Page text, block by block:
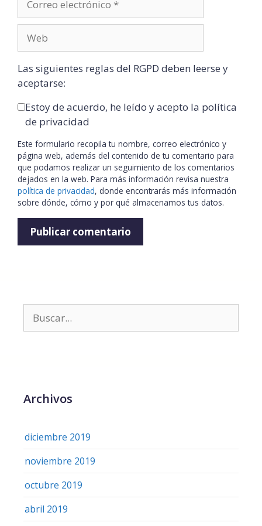
Las siguientes reglas del RGPD deben leerse y
aceptarse:
Estoy de acuerdo, he leído y acepto la política
de privacidad
Este formulario recopila tu nombre, correo electrónico y
página web, además del contenido de tu comentario para
que podamos realizar un seguimiento de los comentarios
dejados en la web. Para más información revisa nuestra
política de privacidad, donde encontrarás más información
sobre dónde, cómo y por qué almacenamos tus datos.
Archivos
diciembre 2019
noviembre 2019
octubre 2019
abril 2019